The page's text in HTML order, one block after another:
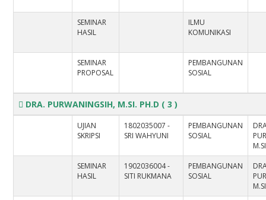
SEMINAR
HASIL
ILMU
KOMUNIKASI
SEMINAR
PROPOSAL
PEMBANGUNAN
SOSIAL
DRA. PURWANINGSIH, M.SI. PH.D ( 3 )
UJIAN
SKRIPSI
1802035007 -
SRI WAHYUNI
PEMBANGUNAN
SOSIAL
SEMINAR
HASIL
1902036004 -
SITI RUKMANA
PEMBANGUNAN
SOSIAL